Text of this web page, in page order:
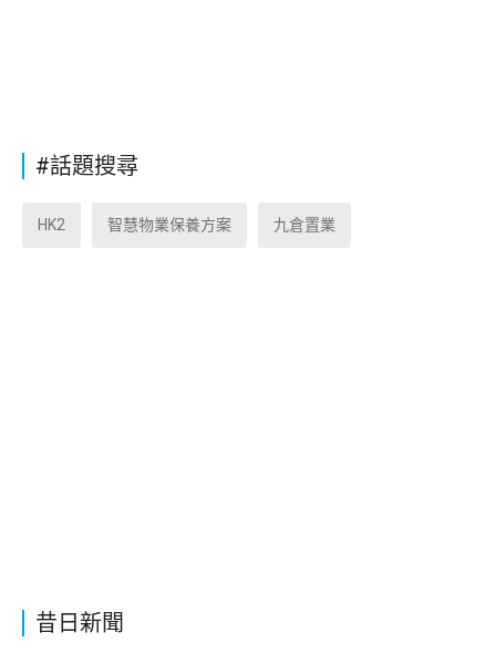
昔日新聞
#話題搜尋
HK2 智慧物業保養方案 九倉置業